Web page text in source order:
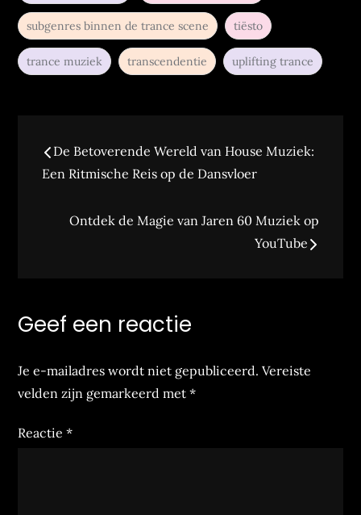
subgenres binnen de trance scene tiësto
trance muziek transcendentie uplifting trance
Bericht
navigatie
De Betoverende Wereld van House Muziek:
Een Ritmische Reis op de Dansvloer
Ontdek de Magie van Jaren 60 Muziek op
YouTube
Geef een reactie
Je e-mailadres wordt niet gepubliceerd. Vereiste
velden zijn gemarkeerd met*
Reactie*